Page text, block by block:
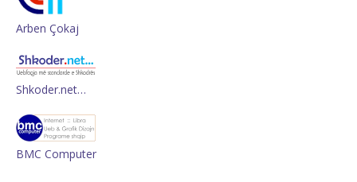
Arben Çokaj
Shkoder.net…
BMC Computer